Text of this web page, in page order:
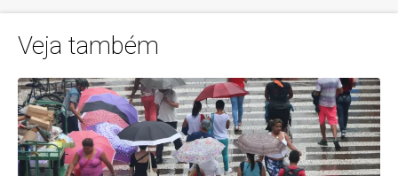
Veja também